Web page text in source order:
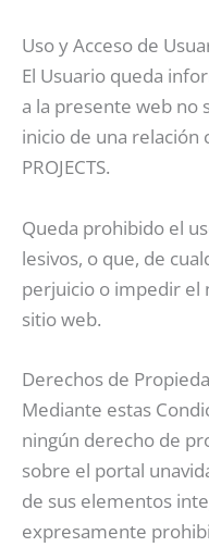
Uso y Acceso de
El Usuario queda
a la presente web no
inicio de una relación
PROJECTS.
Queda prohibido el
lesivos, o que, de
perjuicio o impedir el
sitio web.
Derechos de
Mediante estas
ningún derecho de
sobre el portal
de sus elementos
expresamente